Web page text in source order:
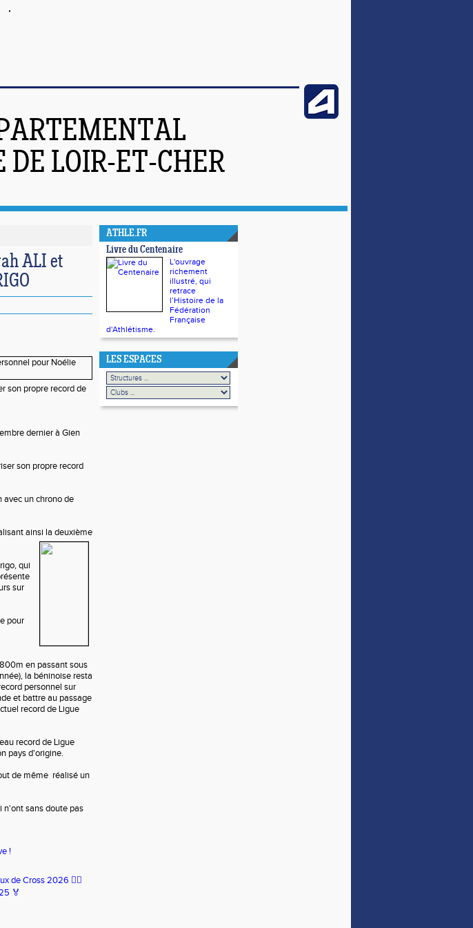
LOIR-ET-CHER
ALI et
son propre record de
dernier à Gien
son propre record
avec un chrono de
ainsi la deuxième
qui
sur
pour
en passant sous
la béninoise resta
personnel sur
et battre au passage
record de Ligue
record de Ligue
pays d'origine.
de même réalisé un
sans doute pas
!
de Cross 2026 🏃‍♀️
🏅
ATHLE.FR
Livre du Centenaire
L'ouvrage
richement
illustré, qui
retrace
l’Histoire de la
Fédération
Française
d'Athlétisme.
LES ESPACES